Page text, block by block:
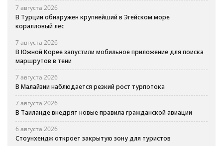
7 августа 2026
В Турции обнаружен крупнейший в Эгейском море
коралловый лес
7 августа 2026
В Южной Корее запустили мобильное приложение для поиска
маршрутов в тени
7 августа 2026
В Малайзии наблюдается резкий рост турпотока
7 августа 2026
В Таиланде внедрят новые правила гражданской авиации
6 августа 2026
Стоунхендж откроет закрытую зону для туристов